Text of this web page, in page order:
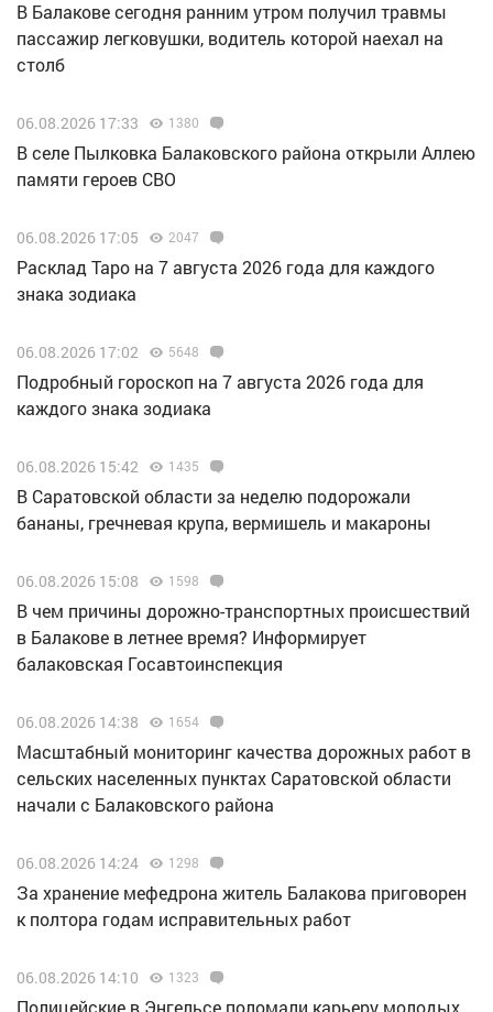
В Балакове сегодня ранним утром получил травмы
пассажир легковушки, водитель которой наехал на
столб
06.08.2026 17:33 1380
В селе Пылковка Балаковского района открыли Аллею
памяти героев СВО
06.08.2026 17:05 2047
Расклад Таро на 7 августа 2026 года для каждого
знака зодиака
06.08.2026 17:02 5648
Подробный гороскоп на 7 августа 2026 года для
каждого знака зодиака
06.08.2026 15:42 1435
В Саратовской области за неделю подорожали
бананы, гречневая крупа, вермишель и макароны
06.08.2026 15:08 1598
В чем причины дорожно-транспортных происшествий
в Балакове в летнее время? Информирует
балаковская Госавтоинспекция
06.08.2026 14:38 1654
Масштабный мониторинг качества дорожных работ в
сельских населенных пунктах Саратовской области
начали с Балаковского района
06.08.2026 14:24 1298
За хранение мефедрона житель Балакова приговорен
к полтора годам исправительных работ
06.08.2026 14:10 1323